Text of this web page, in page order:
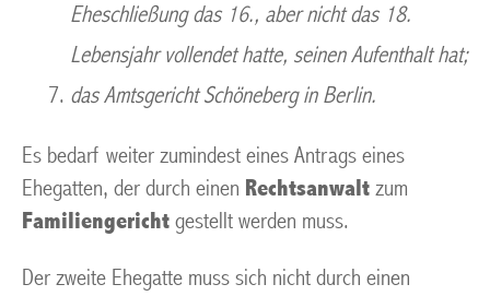
Eheschließung das 16., aber nicht das 18.
Lebensjahr vollendet hatte, seinen Aufenthalt hat;
das Amtsgericht Schöneberg in Berlin.
Es bedarf weiter zumindest eines Antrags eines
Ehegatten, der durch einen Rechtsanwalt zum
Familiengericht gestellt werden muss.
Der zweite Ehegatte muss sich nicht durch einen